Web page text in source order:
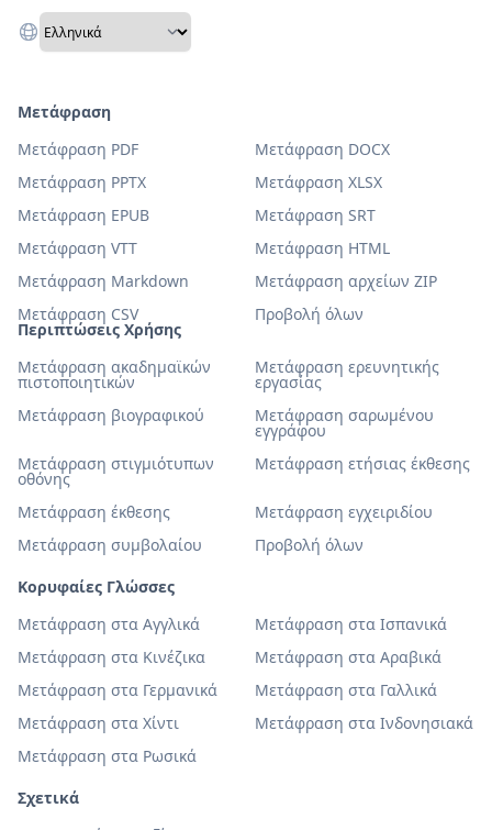
Περιπτώσεις Χρήσης
Μετάφραση ακαδημαϊκών
πιστοποιητικών
Μετάφραση ερευνητικής
εργασίας
Μετάφραση βιογραφικού
Μετάφραση σαρωμένου
εγγράφου
Μετάφραση στιγμιότυπων
οθόνης
Μετάφραση ετήσιας έκθεσης
Μετάφραση έκθεσης
Μετάφραση εγχειριδίου
Μετάφραση συμβολαίου
Προβολή όλων
Κορυφαίες Γλώσσες
Μετάφραση στα Αγγλικά
Μετάφραση στα Ισπανικά
Μετάφραση στα Κινέζικα
Μετάφραση στα Αραβικά
Μετάφραση στα Γερμανικά
Μετάφραση στα Γαλλικά
Μετάφραση στα Χίντι
Μετάφραση στα Ινδονησιακά
Μετάφραση στα Ρωσικά
Μετάφραση
Μετάφραση PDF
Μετάφραση DOCX
Μετάφραση PPTX
Μετάφραση XLSX
Μετάφραση EPUB
Μετάφραση SRT
Μετάφραση VTT
Μετάφραση HTML
Μετάφραση Markdown
Μετάφραση αρχείων ZIP
Μετάφραση CSV
Προβολή όλων
Σχετικά